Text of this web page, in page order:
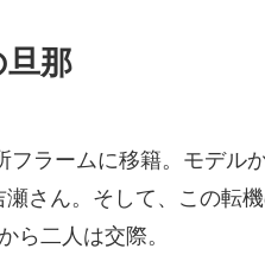
旦那
フラームに移籍。モデル
さん。そして、この転
ら二人は交際。